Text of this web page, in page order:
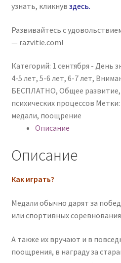
узнать, кликнув здесь.
Развивайтесь с
— razvitie.com!
Категорий: 1 сентября - День
4-5 лет, 5-6 лет, 6-7 лет,
БЕСПЛАТНО, Общее развитие,
психических процессов Метки:
медали, поощрение
Описание
Описание
Как играть?
Медали обычно дарят за
или спортивных
А также их вручают и в
поощрения, в награду за